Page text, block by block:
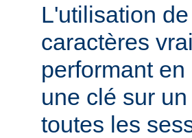
L'utilisation
caractères
performant
une clé sur
toutes les